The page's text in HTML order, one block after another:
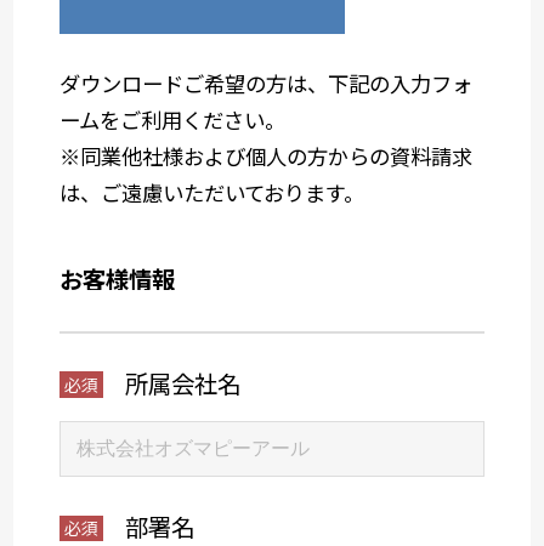
ダウンロードご希望の方は、下記の入力フォ
ームをご利用ください。
※同業他社様および個人の方からの資料請求
は、ご遠慮いただいております。
お客様情報
所属会社名
部署名